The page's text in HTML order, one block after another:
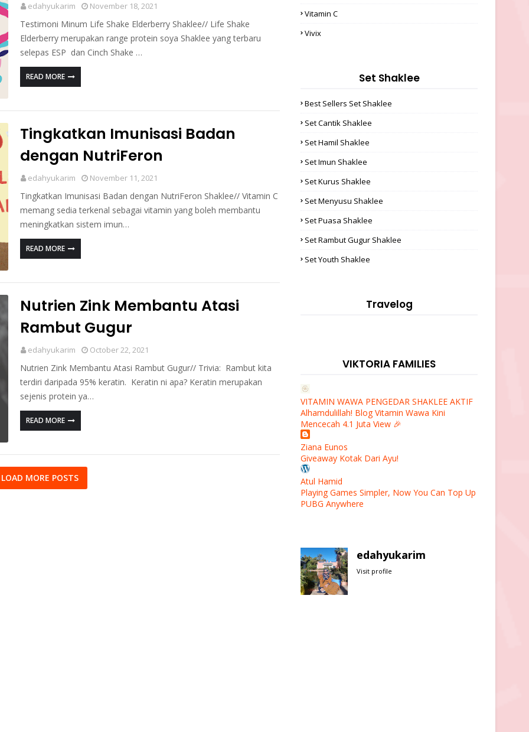
edahyukarim November 18, 2021
Testimoni Minum Life Shake Elderberry Shaklee// Life Shake
Elderberry merupakan range protein soya Shaklee yang terbaru
selepas ESP dan Cinch Shake …
READ MORE
Tingkatkan Imunisasi Badan
dengan NutriFeron
edahyukarim November 11, 2021
Tingkatkan Imunisasi Badan dengan NutriFeron Shaklee// Vitamin C
memang sedia terkenal sebagai vitamin yang boleh membantu
meningkatkan sistem imun…
READ MORE
Nutrien Zink Membantu Atasi
Rambut Gugur
edahyukarim October 22, 2021
Nutrien Zink Membantu Atasi Rambut Gugur// Trivia: Rambut kita
terdiri daripada 95% keratin. Keratin ni apa? Keratin merupakan
sejenis protein ya…
READ MORE
MORE POSTS
Vitamin C
Vivix
Set Shaklee
Best Sellers Set Shaklee
Set Cantik Shaklee
Set Hamil Shaklee
Set Imun Shaklee
Set Kurus Shaklee
Set Menyusu Shaklee
Set Puasa Shaklee
Set Rambut Gugur Shaklee
Set Youth Shaklee
Travelog
VIKTORIA FAMILIES
VITAMIN WAWA PENGEDAR SHAKLEE AKTIF
Alhamdulillah! Blog Vitamin Wawa Kini
Mencecah 4.1 Juta View 🎉
Ziana Eunos
Giveaway Kotak Dari Ayu!
Atul Hamid
Playing Games Simpler, Now You Can Top Up
PUBG Anywhere
edahyukarim
Visit profile